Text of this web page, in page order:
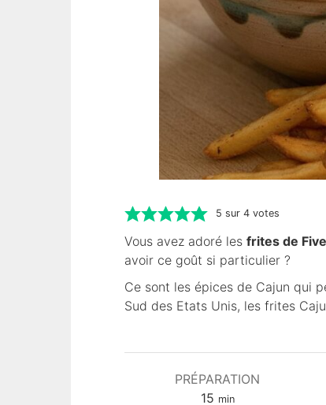
5 sur 4votes
Vous avez adoré les frites de
avoir ce goût si particulier ?
Ce sont les épices de Cajun qui
Sud des Etats Unis, les frites
PRÉPARATION
15mmin